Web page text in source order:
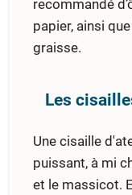
recommandé
papier, ainsi
graisse.
Les
Une cisaille
puissant, à mi
et le massicot.